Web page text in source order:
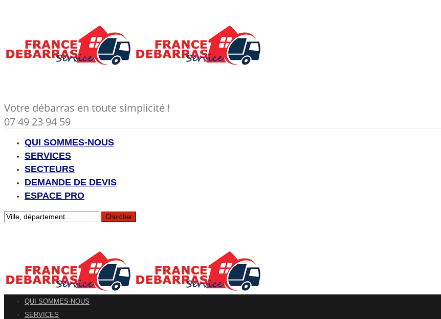
Votre débarras en toute simplicité !
07 49 23 94 59
QUI SOMMES-NOUS
SERVICES
SECTEURS
DEMANDE DE DEVIS
ESPACE PRO
QUI SOMMES-NOUS
SERVICES